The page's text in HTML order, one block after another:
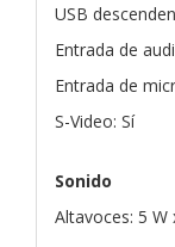
USB
Entrada de
Entrada de
S-Video: Sí
Sonido
Altavoces: 5 W